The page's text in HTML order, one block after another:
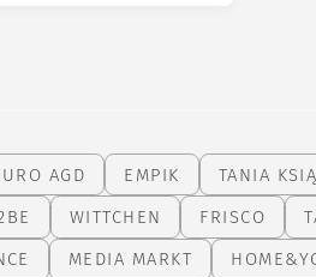
AGD EMPIK TANIA
WITTCHEN FRISCO
MEDIA MARKT